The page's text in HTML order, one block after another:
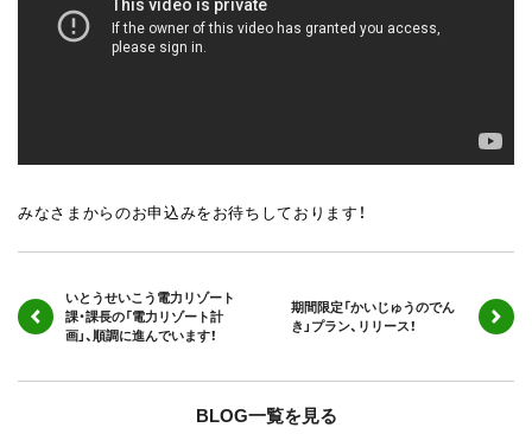
みなさまからのお申込みをお待ちしております！
いとうせいこう電力リゾート
課・課長の「電力リゾート計
画」、順調に進んでいます！
期間限定「かいじゅうのでん
き」プラン、リリース！
BLOG一覧を見る